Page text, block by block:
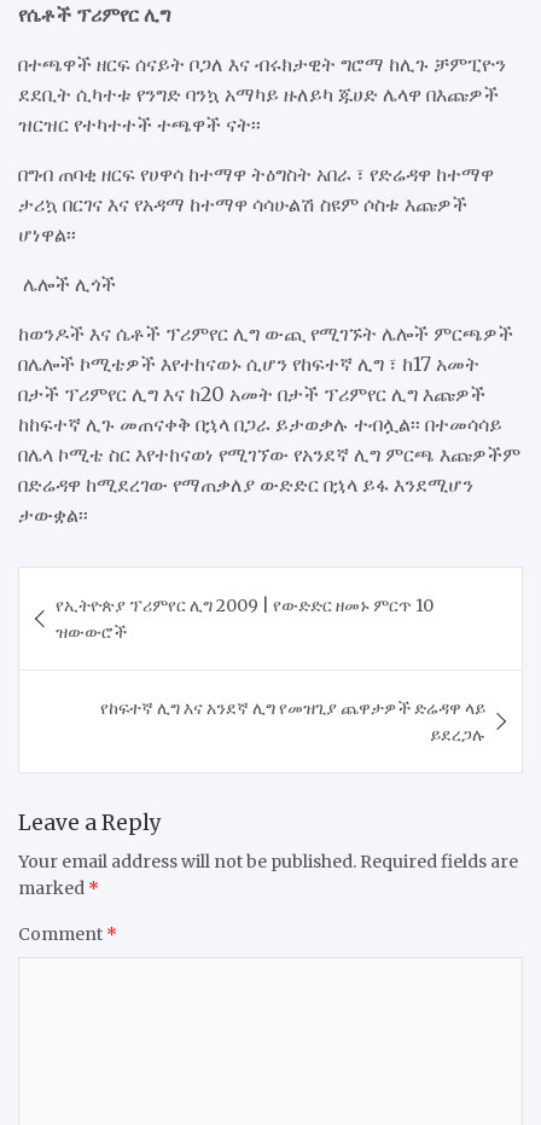
የሴቶች ፕሪምየር ሊግ
በተጫዋች ዘርፍ ሰናይት ቦጋለ እና ብሩክታዊት ግሮማ ከሊጉ ቻምፒዮን
ደደቢት ሲካተቱ የንግድ ባንኳ አማካይ ዙለይካ ጁሀድ ሌላዋ በእጩዎች
ዝርዝር የተካተተች ተጫዋች ናት፡፡
በግብ ጠባቂ ዘርፍ የሀዋሳ ከተማዋ ትዕግስት አበራ ፣ የድሬዳዋ ከተማዋ
ታሪኳ በርገና እና የአዳማ ከተማዋ ሳሳሁልሽ ስዩም ሶስቱ እጩዎች
ሆነዋል፡፡
ሌሎች ሊጎች
ከወንዶች እና ሴቶች ፕሪምየር ሊግ ውጪ የሚገኙት ሌሎች ምርጫዎች
በሌሎች ኮሚቴዎች እየተከናወኑ ሲሆን የከፍተኛ ሊግ ፣ ከ17 አመት
በታች ፕሪምየር ሊግ እና ከ20 አመት በታች ፕሪምየር ሊግ እጩዎች
ከከፍተኛ ሊጉ መጠናቀቅ በኋላ በጋራ ይታወቃሉ ተብሏል፡፡ በተመሳሳይ
በሌላ ኮሚቴ ስር እየተከናወነ የሚገኘው የአንደኛ ሊግ ምርጫ እጩዎችም
በድሬዳዋ ከሚደረገው የማጠቃለያ ውድድር በኋላ ይፋ እንደሚሆን
ታውቋል፡፡
navigation
የኢትዮጵያ ፕሪምየር ሊግ 2009 | የውድድር ዘመኑ ምርጥ 10
ዝውውሮች
የከፍተኛ ሊግ እና አንደኛ ሊግ የመዝጊያ ጨዋታዎች ድሬዳዋ ላይ
ይደረጋሉ
Leave a Reply
Your email address will not be published. Required fields are
marked *
Comment *